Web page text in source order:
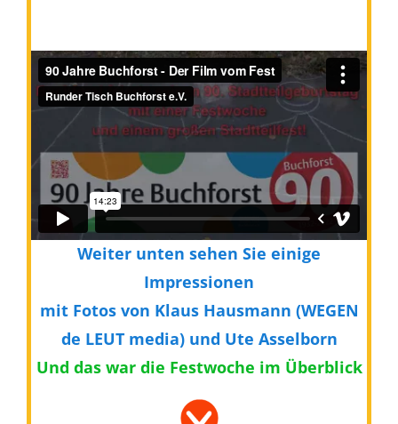
Weiter unten sehen Sie einige
Impressionen
mit Fotos von Klaus Hausmann (WEGEN
de LEUT media) und Ute Asselborn
Und das war die Festwoche im Überblick